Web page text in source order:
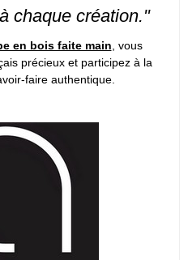
chaque création."
en bois faite main, vous
précieux et participez à la
faire authentique.